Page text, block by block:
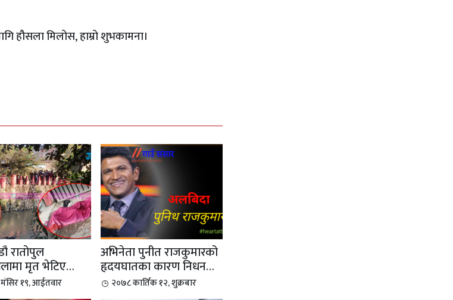
हौसला मिलोस, हाम्रो शुभकामना।
रातोपुल
मृत भेटिए
१९, आईतवार
अभिनेता पुनीत राजकुमारको
हृदयघातका कारण निधन
भएको छ
२०७८ कार्तिक १२, शुक्रबार